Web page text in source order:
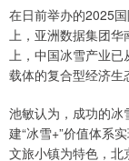
在日前举办的2025
上，亚洲数据集团
上，中国冰雪产业
载体的复合型经济生
池敏认为，成功的冰
建“冰雪+”价值体系
文旅小镇为特色，北